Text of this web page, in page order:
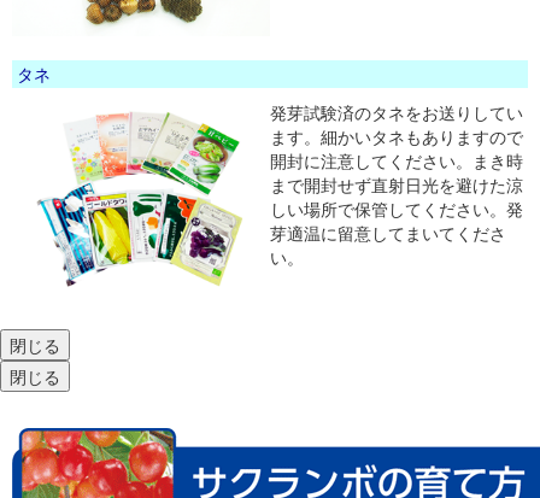
タネ
発芽試験済のタネをお送りしてい
ます。細かいタネもありますので
開封に注意してください。まき時
まで開封せず直射日光を避けた涼
しい場所で保管してください。発
芽適温に留意してまいてくださ
い。
閉じる
閉じる